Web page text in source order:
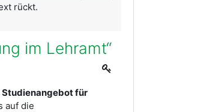
rückt.
im Lehramt“
für
auf die